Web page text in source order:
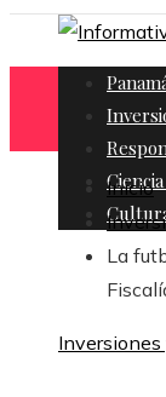
Inicio
La